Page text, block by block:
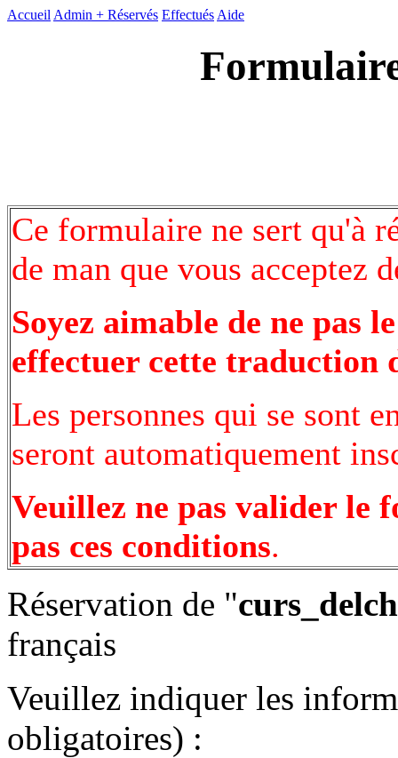
Accueil Admin + Réservés Effectués Aide
Ce formulaire ne sert qu'à
de man que vous acceptez
Soyez aimable de ne pas
effectuer cette traduction
Les personnes qui se sont
seront automatiquement
Veuillez ne pas valider le
pas ces conditions.
Réservation de "
français
Veuillez indiquer les
obligatoires) :